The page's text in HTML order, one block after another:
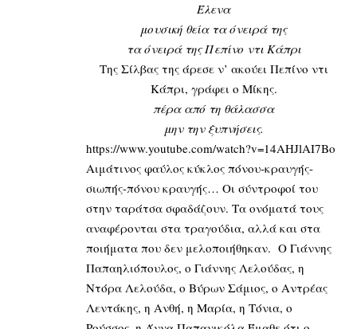
Έλενα
μουσική θεία τα όνειρά της
τα όνειρά της Πεπίνο ντι Κάπρι
Της Σίλβας της άρεσε ν’ ακούει Πεπίνο ντι
Κάπρι, γράφει ο Μίκης.
πέρα από τη θάλασσα
μην την ξυπνήσεις.
https://www.youtube.com/watch?v=14AHJlAI7Bo
Αιμάτινος φαύλος κύκλος πόνου-κραυγής-
σιωπής-πόνου κραυγής… Οι σύντροφοί του
στην ταράτσα σφαδάζουν. Τα ονόματά τους
αναφέρονται στα τραγούδια, αλλά και στα
ποιήματα που δεν μελοποιήθηκαν. Ο Γιάννης
Παπαηλιόπουλος, ο Γιάννης Λελούδας, η
Ντόρα Λελούδα, ο Βύρων Σάμιος, ο Αντρέας
Λεντάκης, η Ανθή, η Μαρία, η Τόνια, ο